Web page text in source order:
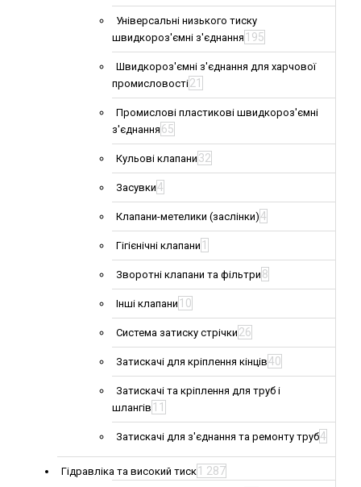
Універсальні низького тиску
швидкороз'ємні з'єднання 195
Швидкороз'ємні з'єднання для харчової
промисловості21
Промислові пластикові швидкороз'ємні
з'єднання 65
Кульові клапани 32
Засувки4
Клапани-метелики (заслінки)4
Гігієнічні клапани 1
Зворотні клапани та фільтри 8
Інші клапани 10
Система затиску стрічки 26
Затискачі для кріплення кінців40
Затискачі та кріплення для труб і
шлангів 11
Затискачі для з'єднання та ремонту труб4
Гідравліка та високий тиск 1 287